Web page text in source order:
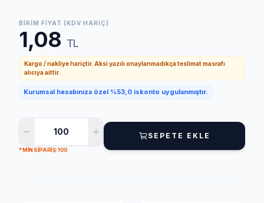
BIRIM FIYAT (KDV HARIÇ)
1,08 TL
Kargo / nakliye hariçtir. Aksi yazılı onaylanmadıkça teslimat masrafı
alıcıya aittir.
Kurumsal hesabınıza özel %53,0 iskonto uygulanmıştır.
* MIN SIPARIŞ: 100
SEPETE EKLE